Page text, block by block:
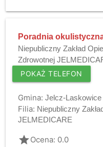
Poradnia
Niepubliczny Zakład
Zdrowotnej
POKAŻ TELEFON
Gmina: Jelcz-Laskowice
Filia: Niepubliczny
JELMEDICARE
gradeOcena: 0.0